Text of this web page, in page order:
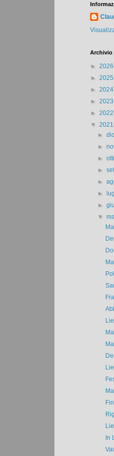
Archivio
► 2026
► 2025
► 2024
► 2023
► 2022
▼ 2021
►
►
►
►
►
►
►
▼
In